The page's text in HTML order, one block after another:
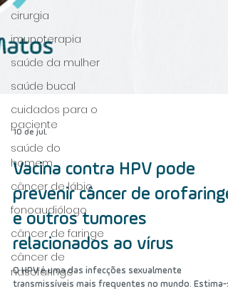
cirurgia
imunoterapia
saúde da mulher
saúde bucal
cuidados para o
paciente
saúde do
homem
câncer de lábio
fonoaudiólogo
câncer de faringe
câncer de
nasofaringe
10 de jul.
Vacina contra HPV pode
prevenir câncer de orofaringe
e outros tumores